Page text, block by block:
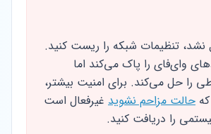
تنظیمات شبکه را ریست کنید.
وای‌فای را پاک می‌کند اما
را حل می‌کند. برای امنیت بیشتر،
حالت مزاحم نشوید غیرفعال است
را دریافت کنید.